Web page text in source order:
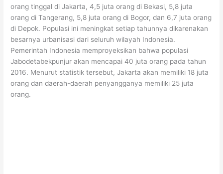
orang tinggal di Jakarta, 4,5 juta orang di Bekasi, 5,8 juta
orang di Tangerang, 5,8 juta orang di Bogor, dan 6,7 juta orang
di Depok. Populasi ini meningkat setiap tahunnya dikarenakan
besarnya urbanisasi dari seluruh wilayah Indonesia.
Pemerintah Indonesia memproyeksikan bahwa populasi
Jabodetabekpunjur akan mencapai 40 juta orang pada tahun
2016. Menurut statistik tersebut, Jakarta akan memiliki 18 juta
orang dan daerah-daerah penyangganya memiliki 25 juta
orang.